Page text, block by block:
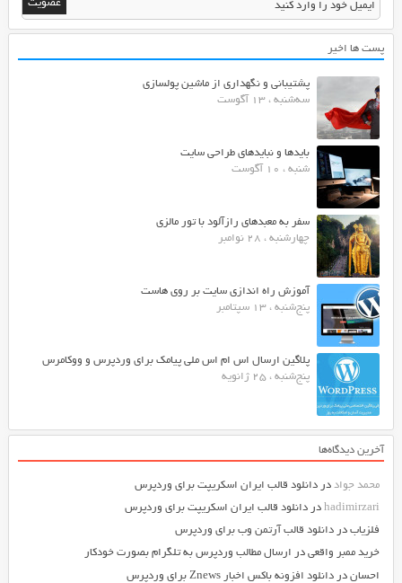
پست ها اخیر
پشتیبانی و نگهداری از ماشین پولسازی
سه‌شنبه ، 13 آگوست
بایدها و نبایدهای طراحی سایت
شنبه ، 10 آگوست
سفر به معبدهای رازآلود با تور مالزی
چهارشنبه ، 28 نوامبر
آموزش راه اندازی سایت بر روی هاست
پنج‌شنبه ، 13 سپتامبر
پلاگین ارسال اس ام اس ملی پیامک برای وردپرس و ووکامرس
پنج‌شنبه ، 25 ژانویه
آخرین دیدگاه‌ها
محمد جواددر دانلود قالب ایران اسکریپت برای وردپرس
hadimirzariدر دانلود قالب ایران اسکریپت برای وردپرس
فلزیابدر دانلود قالب آرتمن وب برای وردپرس
خرید ممبر واقعیدر ارسال مطالب وردپرس به تلگرام بصورت خودکار
احساندر دانلود افزونه باکس اخبار Znews برای وردپرس